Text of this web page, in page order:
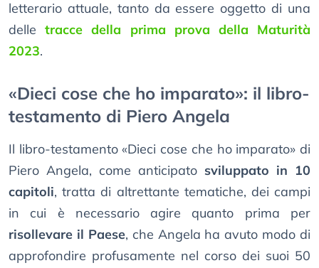
letterario attuale, tanto da essere oggetto di una
delletracce della prima prova della Maturità
2023.
«Dieci cose che ho imparato»: il libro-
testamento di Piero Angela
Il libro-testamento «Dieci cose che ho imparato» di
Piero Angela, come anticipato sviluppato in 10
capitoli, tratta di altrettante tematiche, dei campi
in cui è necessario agire quanto prima per
risollevare il Paese, che Angela ha avuto modo di
approfondire profusamente nel corso dei suoi 50